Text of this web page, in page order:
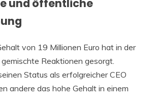
und öffentliche
von 19 Millionen Euro hat in der
Reaktionen gesorgt.
Status als erfolgreicher CEO
andere das hohe Gehalt in einem